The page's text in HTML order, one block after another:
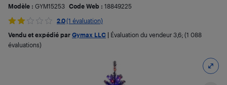
Modèle : GYM15253 Code Web : 18849225
2.0(1 évaluation)
Vendu et expédié par Gymax LLC Évaluation du vendeur 3,6; (1 088
évaluations)